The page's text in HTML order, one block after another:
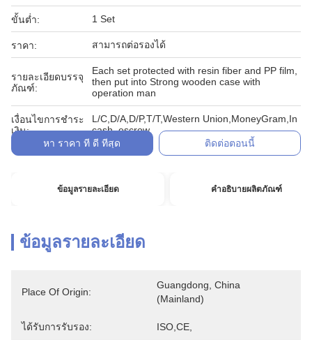
ขั้นต่ำ: 1 Set
ราคา: สามารถต่อรองได้
รายละเอียดบรรจุ
ภัณฑ์:
Each set protected with resin fiber and PP film,
then put into Strong wooden case with
operation man
เงื่อนไขการชำระ
เงิน:
L/C,D/A,D/P,T/T,Western Union,MoneyGram,In
cash, escrow
หา ราคา ที่ ดี ที่สุด
ติดต่อตอนนี้
ข้อมูลรายละเอียด คำอธิบายผลิตภัณฑ์
ข้อมูลรายละเอียด
Place Of Origin:
Guangdong, China
(Mainland)
ได้รับการรับรอง: ISO,CE,